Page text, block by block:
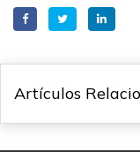
Artículos